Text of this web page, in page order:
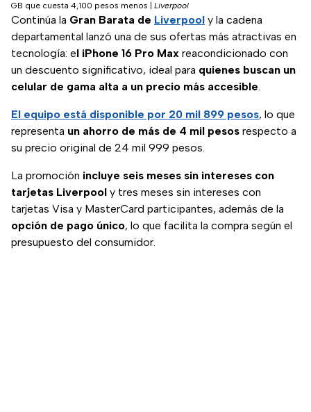
GB que cuesta 4,100 pesos menos
Liverpool
Continúa la Gran Barata de Liverpool y la cadena
departamental lanzó una de sus ofertas más atractivas en
tecnología: el iPhone 16 Pro Max reacondicionado con
un descuento significativo, ideal para quienes buscan un
celular de gama alta a un precio más accesible.
El equipo está disponible por 20 mil 899 pesos, lo que
representa un ahorro de más de 4 mil pesos respecto a
su precio original de 24 mil 999 pesos.
La promoción incluye seis meses sin intereses con
tarjetas Liverpool y tres meses sin intereses con
tarjetas Visa y MasterCard participantes, además de la
opción de pago único, lo que facilita la compra según el
presupuesto del consumidor.